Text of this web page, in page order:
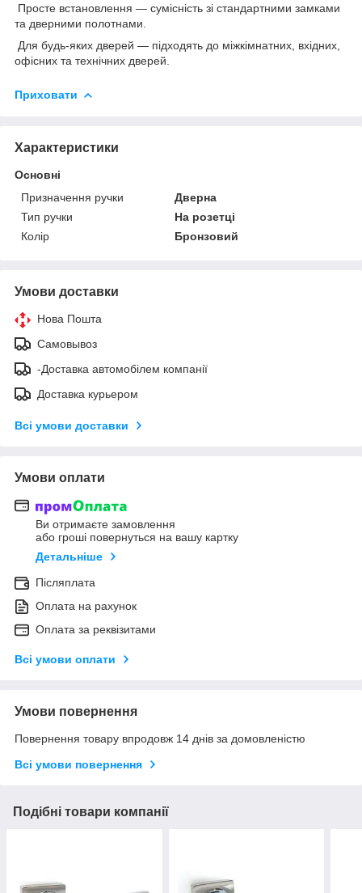
Просте встановлення — сумісність зі стандартними замками
та дверними полотнами.
Для будь-яких дверей — підходять до міжкімнатних, вхідних,
офісних та технічних дверей.
Приховати
Характеристики
Основні
Призначення ручки
Дверна
Тип ручки
На розетці
Колір
Бронзовий
Умови доставки
Нова Пошта
Самовывоз
-Доставка автомобілем компанії
Доставка курьером
Всі умови доставки
Умови оплати
Ви отримаєте замовлення
або гроші повернуться на вашу картку
Детальніше
Післяплата
Оплата на рахунок
Оплата за реквізитами
Всі умови оплати
Умови повернення
Повернення товару впродовж 14 днів за домовленістю
Всі умови повернення
Подібні товари компанії